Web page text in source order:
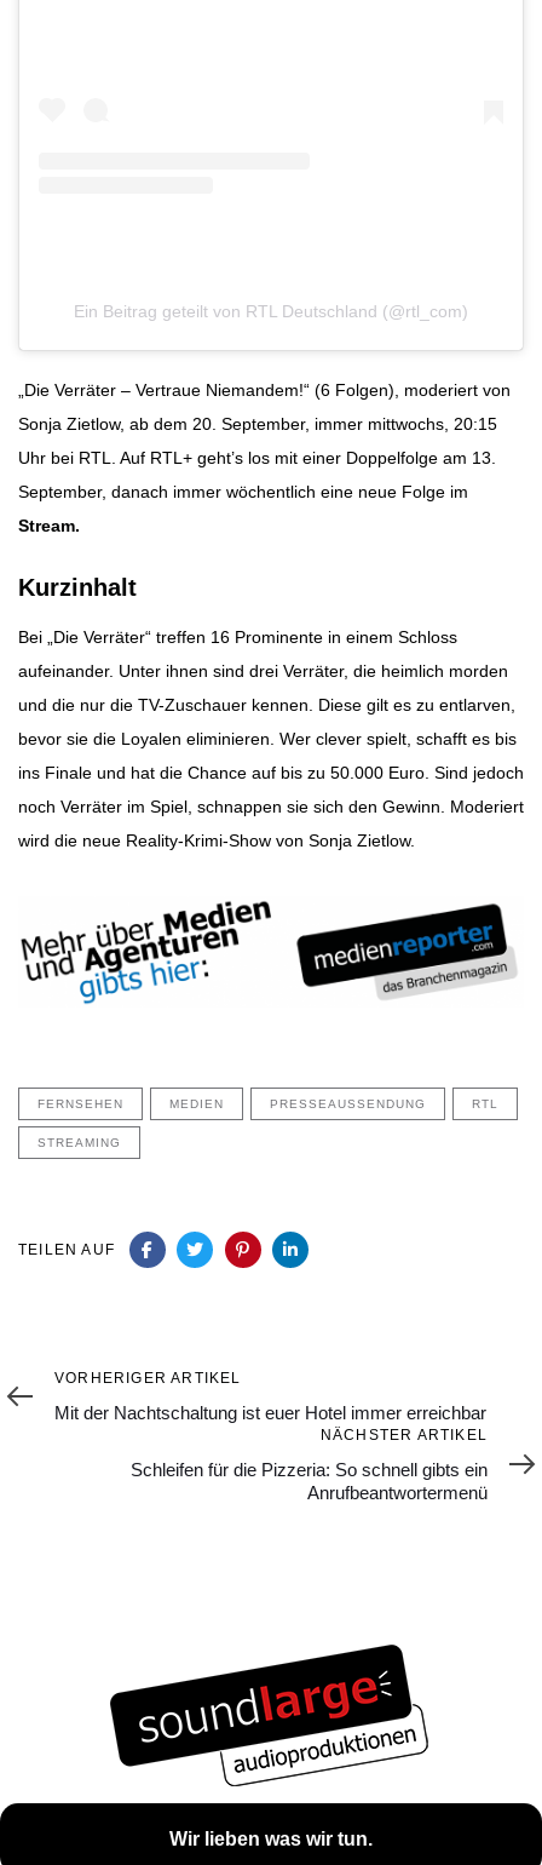
Ein Beitrag geteilt von RTL Deutschland (@rtl_com)
„Die Verräter – Vertraue Niemandem!“ (6 Folgen), moderiert von
Sonja Zietlow, ab dem 20. September, immer mittwochs, 20:15
Uhr bei RTL. Auf RTL+ geht’s los mit einer Doppelfolge am 13.
September, danach immer wöchentlich eine neue Folge im
Stream.
Kurzinhalt
Bei „Die Verräter“ treffen 16 Prominente in einem Schloss
aufeinander. Unter ihnen sind drei Verräter, die heimlich morden
und die nur die TV-Zuschauer kennen. Diese gilt es zu entlarven,
bevor sie die Loyalen eliminieren. Wer clever spielt, schafft es bis
ins Finale und hat die Chance auf bis zu 50.000 Euro. Sind jedoch
noch Verräter im Spiel, schnappen sie sich den Gewinn. Moderiert
wird die neue Reality-Krimi-Show von Sonja Zietlow.
FERNSEHEN MEDIEN PRESSEAUSSENDUNG RTL
STREAMING
TEILEN AUF
Vorheriger
Artikel
VORHERIGER ARTIKEL
Mit der Nachtschaltung ist euer Hotel immer erreichbar
NÄCHSTER ARTIKEL
Schleifen für die Pizzeria: So schnell gibts ein
Anrufbeantwortermenü
Wir lieben was wir tun.